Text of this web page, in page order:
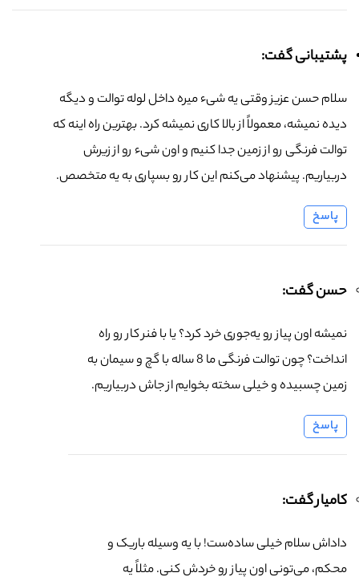
پشتیبانی گفت:
سلام حسن عزیز وقتی یه شیء میره داخل لوله توالت و دیگه
دیده نمیشه، معمولاً از بالا کاری نمیشه کرد. بهترین راه اینه که
توالت فرنگی رو از زمین جدا کنیم و اون شیء رو از زیرش
دربیاریم. پیشنهاد می‌کنم این کار رو بسپاری به یه متخصص.
پاسخ
حسن گفت:
نمیشه اون پیاز رو یه‌جوری خرد کرد؟ یا با فنر کار رو راه
انداخت؟ چون توالت فرنگی ما 8 ساله با گچ و سیمان به
زمین چسبیده و خیلی سخته بخوایم از جاش دربیاریم.
پاسخ
کامیار گفت:
داداش سلام خیلی ساده‌ست! با یه وسیله باریک و
محکم، می‌تونی اون پیاز رو خردش کنی. مثلاً یه